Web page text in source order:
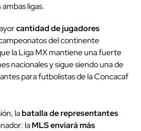
ligas.
cantidad de jugadores
del continente
la Liga MX mantiene una fuerte
nacionales y sigue siendo una de
para futbolistas de la Concacaf
labatalla de representantes
laMLS enviará más